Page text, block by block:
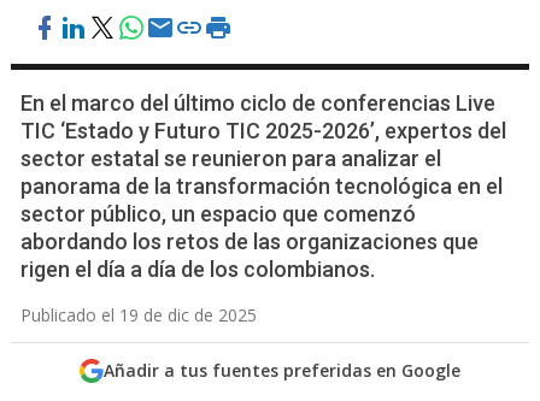
En el marco del último ciclo de conferencias Live
TIC ‘Estado y Futuro TIC 2025-2026’, expertos del
sector estatal se reunieron para analizar el
panorama de la transformación tecnológica en el
sector público, un espacio que comenzó
abordando los retos de las organizaciones que
rigen el día a día de los colombianos.
Publicado el 19 de dic de 2025
Añadir a tus fuentes preferidas en Google